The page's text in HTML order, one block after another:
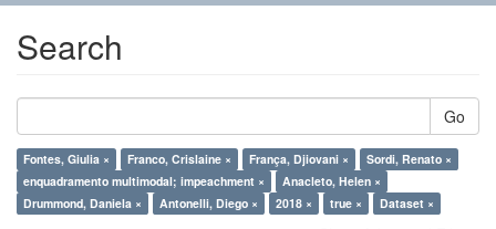
Search
Go
Fontes, Giulia × Franco, Crislaine × França, Djiovani ×
Sordi, Renato ×
enquadramento multimodal; impeachment ×
Anacleto, Helen ×
Drummond, Daniela ×
Antonelli, Diego × 2018 × true × Dataset ×